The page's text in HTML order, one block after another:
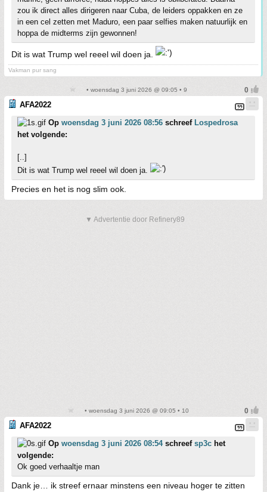
zou ik direct alles dirigeren naar Cuba, de leiders oppakken en ze
in een cel zetten met Maduro, een paar selfies maken natuurlijk en
hoppa de midterms zijn gewonnen!
Dit is wat Trump wel reeel wil doen ja.
Vakman pur sang
• woensdag 3 juni 2026 @ 09:05 • 9
AFA2022
Op woensdag 3 juni 2026 08:56 schreef Lospedrosa
het volgende:
[..]
Dit is wat Trump wel reeel wil doen ja.
Precies en het is nog slim ook.
▼ Advertentie door Refinery89
• woensdag 3 juni 2026 @ 09:05 • 10
AFA2022
Op woensdag 3 juni 2026 08:54schreef sp3c het
volgende:
Ok goed verhaaltje man
Dank je… ik streef ernaar minstens een niveau hoger te zitten